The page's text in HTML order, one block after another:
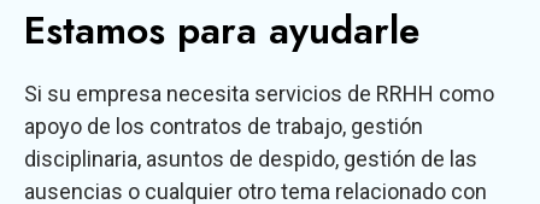
Estamos para ayudarle
Si su empresa necesita servicios de RRHH como
apoyo de los contratos de trabajo, gestión
disciplinaria, asuntos de despido, gestión de las
ausencias o cualquier otro tema relacionado con